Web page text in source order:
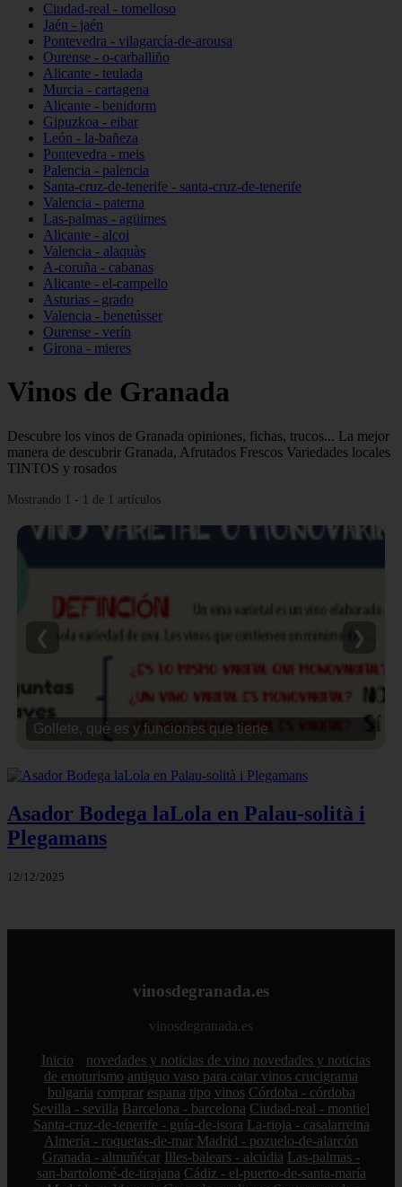
Ciudad-real - tomelloso
Jaén - jaén
Pontevedra - vilagarcía-de-arousa
Ourense - o-carballiño
Alicante - teulada
Murcia - cartagena
Alicante - benidorm
Gipuzkoa - eibar
León - la-bañeza
Pontevedra - meis
Palencia - palencia
Santa-cruz-de-tenerife - santa-cruz-de-tenerife
Valencia - paterna
Las-palmas - agüimes
Alicante - alcoi
Valencia - alaquàs
A-coruña - cabanas
Alicante - el-campello
Asturias - grado
Valencia - benetússer
Ourense - verín
Girona - mieres
Vinos de Granada
Descubre los vinos de Granada opiniones, fichas, trucos... La mejor
manera de descubrir Granada, Afrutados Frescos Variedades locales
TINTOS y rosados
Mostrando 1 - 1 de 1 artículos
Gollete, qué es y funciones que tiene
❮ ❯
Asador Bodega laLola en Palau-solità i
Plegamans
12/12/2025
vinosdegranada.es
vinosdegranada.es
Inicio novedades y noticias de vino novedades y noticias
de enoturismo antiguo vaso para catar vinos crucigrama
bulgaria comprar espana tipo vinos Córdoba - córdoba
Sevilla - sevilla Barcelona - barcelona Ciudad-real - montiel
Santa-cruz-de-tenerife - guía-de-isora La-rioja - casalarreina
Almería - roquetas-de-mar Madrid - pozuelo-de-alarcón
Granada - almuñécar Illes-balears - alcúdia Las-palmas -
san-bartolomé-de-tirajana Cádiz - el-puerto-de-santa-maría